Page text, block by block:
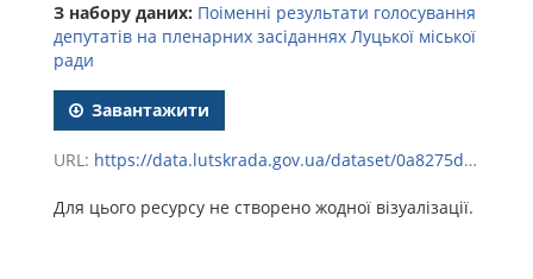
З набору даних: Поіменні результати голосування
депутатів на пленарних засіданнях Луцької міської
ради
Завантажити
URL: https://data.lutskrada.gov.ua/dataset/0a8275d2-a22e-4256-b7ac-86821922c756/resource/a0ee695f-09e8-4964-b202-1b51a760c328/download/69.zip
Для цього ресурсу не створено жодної візуалізації.